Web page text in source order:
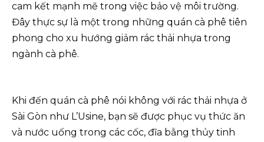
cam kết mạnh mẽ trong việc bảo vệ môi trường.
Đây thực sự là một trong những quán cà phê tiên
phong cho xu hướng giảm rác thải nhựa trong
ngành cà phê.
Khi đến quán cà phê nói không với rác thải nhựa ở
Sài Gòn như L’Usine, bạn sẽ được phục vụ thức ăn
và nước uống trong các cốc, đĩa bằng thủy tinh